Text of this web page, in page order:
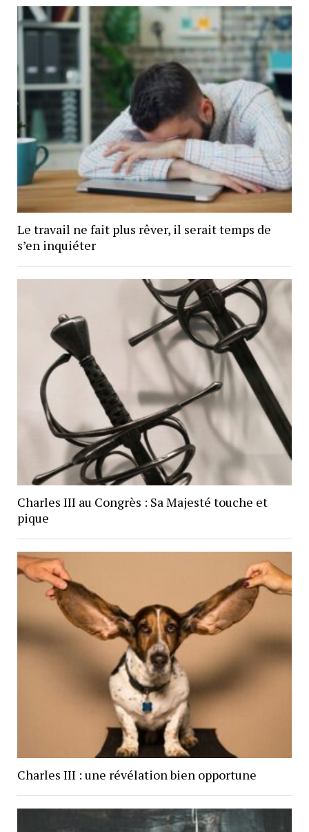
Le travail ne fait plus rêver, il serait temps de
s’en inquiéter
Charles III au Congrès : Sa Majesté touche et
pique
Charles III : une révélation bien opportune